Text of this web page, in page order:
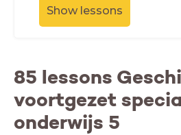
Show lessons
85 lessons
voortgezet
onderwijs 5